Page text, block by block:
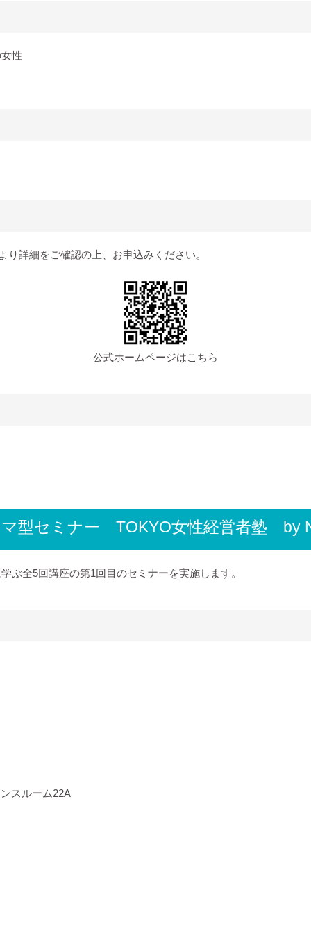
性
より詳細をご確認の上、お申込みください。
公式ホームページはこちら
マ型セミナー TOKYO女性経営者塾 by
ぶ全5回講座の第1回目のセミナーを実施します。
スルーム22A